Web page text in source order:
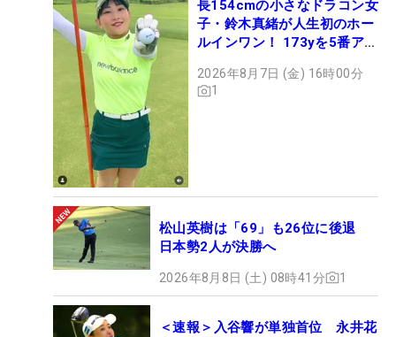
長154cmの小さなドラコン女
子・鈴木真緒が人生初のホー
ルインワン！ 173yを5番アイ
2026年8月7日 (金) 16時00分
1
松山英樹は「69」も26位に後退
日本勢2人が決勝へ
2026年8月8日 (土) 08時41分 1
＜速報＞入谷響が単独首位 永井花